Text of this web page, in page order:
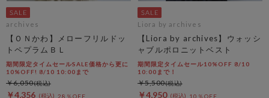
archives
【ＯＮかわ】メローフリルドッ
トペプラムＢＬ
期間限定タイムセールSALE価格から更に
10%OFF! 8/10 10:00まで
￥4,356 28％OFF
￥6,050
Liora by archives
【Liora by archives】ウォッシ
ャブルポロニットベスト
期間限定タイムセール10%OFF 8/10
10:00まで！
￥4,950 10％OFF
￥5,500